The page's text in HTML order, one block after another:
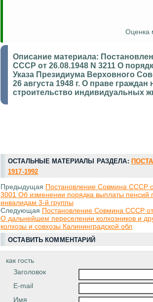
Оценка
Описание материала:
СССР от 26.08.1948 N 3211 О
Указа Президиума Верховного
26 августа 1948 г. О праве граждан
строительство индивидуальных
ОСТАЛЬНЫЕ МАТЕРИАЛЫ РАЗДЕЛА:
1917-1992
Предыдущая Постановление Совмина СССР
3001 Об изменении порядка выплаты пенсий
инвалидам 3-й группы
Следующая Постановление Совмина СССР
О дальнейшем переселении колхозников и
колхозы и совхозы Калининградской обл
ОСТАВИТЬ КОММЕНТАРИЙ
как гость
Заголовок
E-mail
Имя